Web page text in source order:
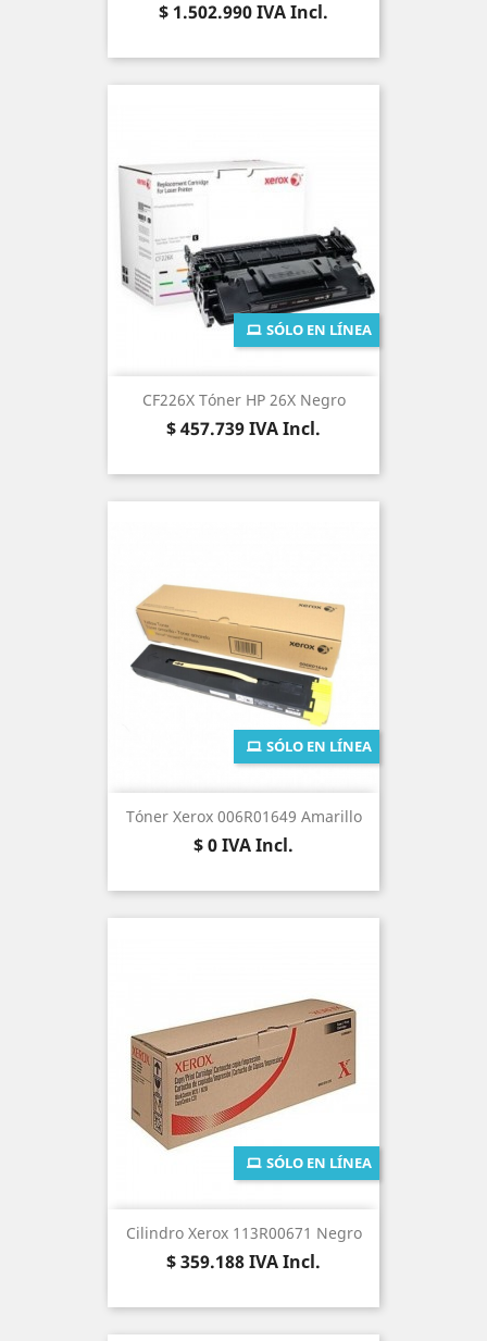
Precio
$ 1.502.990IVA Incl.
CF226X Tóner HP 26X Negro
Precio
$ 457.739IVA Incl.
SÓLO EN LÍNEA
Tóner Xerox 006R01649 Amarillo
Precio
$ 0IVA Incl.
SÓLO EN LÍNEA
Cilindro Xerox 113R00671 Negro
Precio
$ 359.188IVA Incl.
SÓLO EN LÍNEA